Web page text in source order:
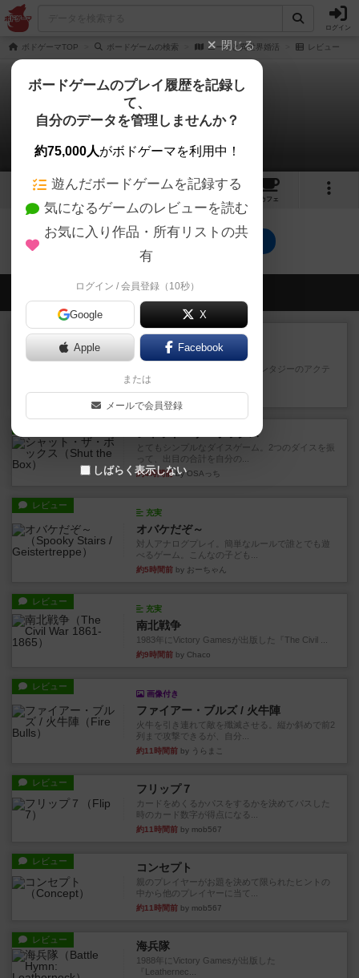
ログイン
ボドゲーマTOP ボードゲームの検索 ニートと異世界婚活 レビュー
ニートと異世界婚活
0件のレビュー
9
カフェ
ニートと異世界婚活のトップに戻る
会員の新しい投稿
レビュー
エコーズ・オブ・タイム
カードゲームにファイナルファンタジーのアクテ
ィブタイムバトル（もしくは...
約4時間前by ジェイとと
シャット・ザ・ボックス
とてもシンプルなダイスゲーム。2つのダイスを振
って、出目の合計を自分の...
約4時間前by OSAっち
レビュー
充実
オバケだぞ～
対人アナログプレイ。簡単なルールで誰とでも遊
べるゲーム。こんなの子ども...
約5時間前 by おーちゃん
レビュー
充実
南北戦争
1983年にVictory Gamesが出版した『The Civil ...
約9時間前 by Chaco
レビュー
画像付き
ファイアー・ブルズ / 火牛陣
火牛を引き連れて敵を殲滅させる。縦か斜めで前2
列まで攻撃できるが、自分...
約11時間前 by うらまこ
レビュー フリップ７
カードをめくるかパスをするかを決めてパスした
時のカード数字が得点になる...
約11時間前 by mob567
レビュー コンセプト
親のプレイヤーがお題を決めて限られたヒントの
中から他のプレイヤーに当て...
約11時間前 by mob567
レビュー 海兵隊
1988年にVictory Gamesが出版した
『Leathernec...
閉じる
ボードゲームのプレイ履歴を記録し
て、
自分のデータを管理しませんか？
約75,000人がボドゲーマを利用中！
遊んだボードゲームを記録する
気になるゲームのレビューを読む
お気に入り作品・所有リストの共
有
ログイン / 会員登録（10秒）
Google X
Apple Facebook
または
メールで会員登録
しばらく表示しない